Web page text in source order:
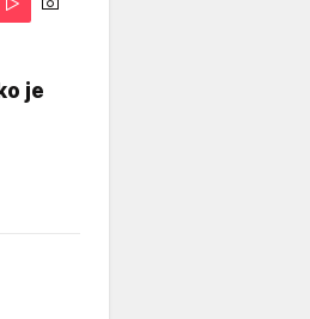
je